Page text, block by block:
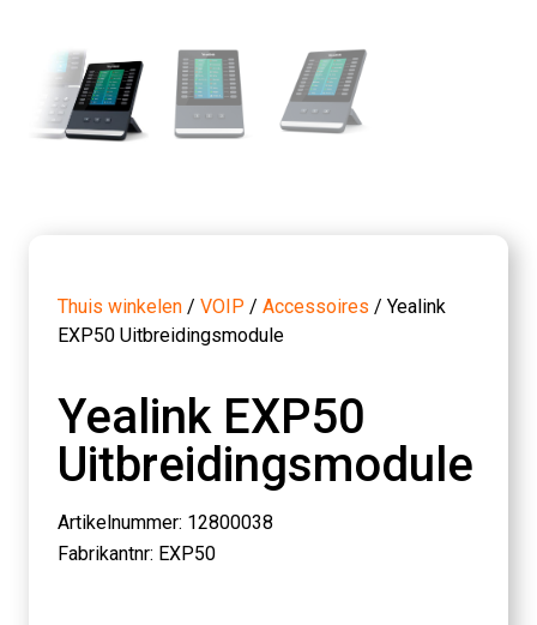
Thuis winkelen / VOIP / Accessoires / Yealink
EXP50 Uitbreidingsmodule
Yealink EXP50
Uitbreidingsmodule
Artikelnummer: 12800038
Fabrikantnr: EXP50